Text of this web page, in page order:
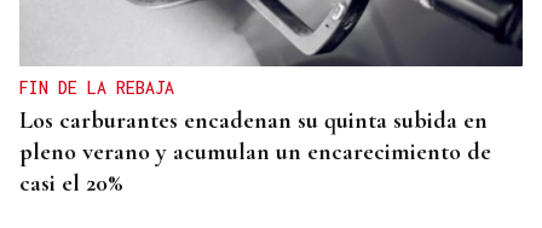
FIN DE LA REBAJA
Los carburantes encadenan su quinta subida en
pleno verano y acumulan un encarecimiento de
casi el 20%